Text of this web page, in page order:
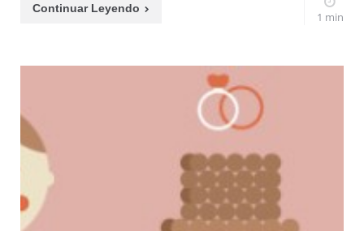
Continuar Leyendo
1 min